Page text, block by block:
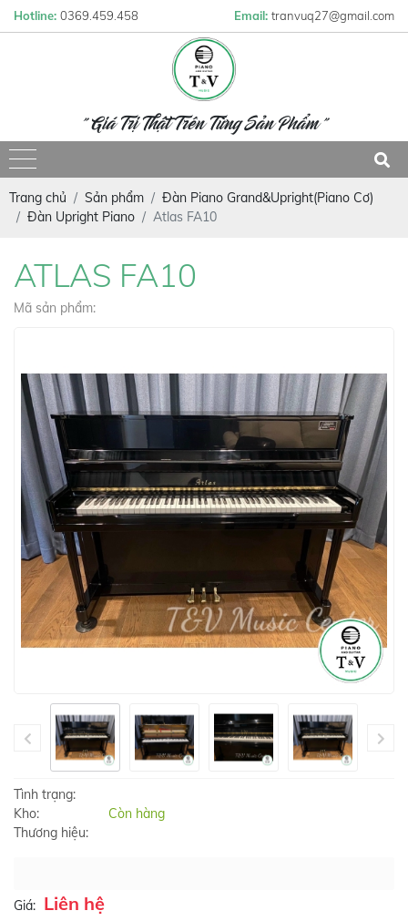
Hotline: 0369.459.458 Email: tranvuq27@gmail.com
" Giá Trị Thật Trên Từng Sản Phẩm "
Trang chủ Sản phẩm
Đàn Piano Grand&Upright(Piano Cơ)
Đàn Upright Piano
Atlas FA10
ATLAS FA10
Mã sản phẩm:
Tình trạng:
Kho:
Còn hàng
Thương hiệu:
Giá: Liên hệ